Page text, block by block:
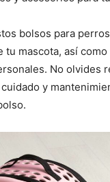
bolsos para
tu mascota, así
No olvides
y